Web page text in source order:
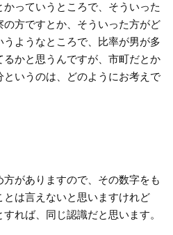
っていうところで、そういった
方ですとか、そういった方がど
ようなところで、比率が男が多
かと思うんですが、市町だとか
いうのは、どのようにお考えで
がありますので、その数字をも
は言えないと思いますけれど
れば、同じ認識だと思います。